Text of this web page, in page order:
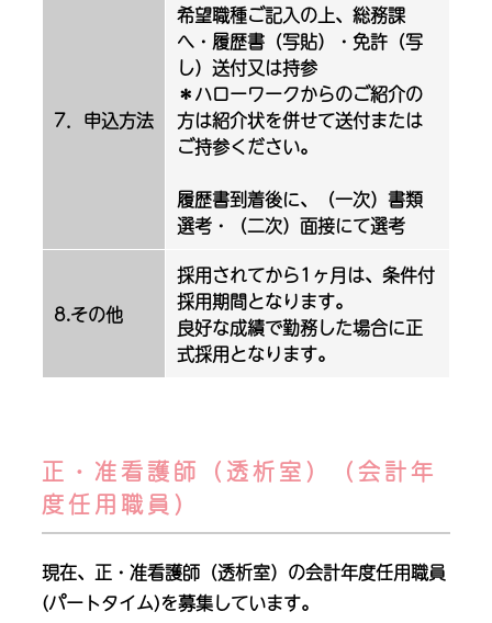
7．申込方法
希望職種ご記入の上、総務課
へ・履歴書（写貼）・免許（写
し）送付又は持参
＊ハローワークからのご紹介の
方は紹介状を併せて送付または
ご持参ください。
履歴書到着後に、（一次）書類
選考・（二次）面接にて選考
8.その他
採用されてから1ヶ月は、条件付
採用期間となります。
良好な成績で勤務した場合に正
式採用となります。
正・准看護師（透析室）（会計年
度任用職員）
現在、正・准看護師（透析室）の会計年度任用職員
(パートタイム)を募集しています。